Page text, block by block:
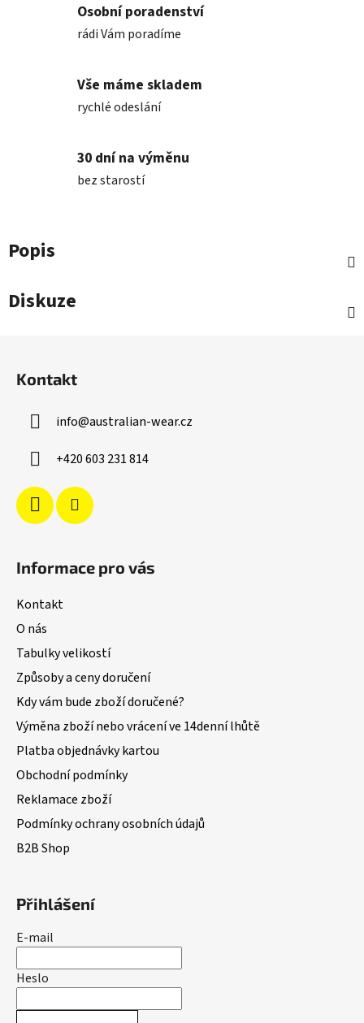
Osobní poradenství
rádi Vám poradíme
Vše máme skladem
rychlé odeslání
30 dní na výměnu
bez starostí
Popis
Diskuze
Kontakt
info@australian-wear.cz
+420 603 231 814
Informace pro vás
Kontakt
O nás
Tabulky velikostí
Způsoby a ceny doručení
Kdy vám bude zboží doručené?
Výměna zboží nebo vrácení ve 14denní lhůtě
Platba objednávky kartou
Obchodní podmínky
Reklamace zboží
Podmínky ochrany osobních údajů
B2B Shop
Přihlášení
E-mail
Heslo